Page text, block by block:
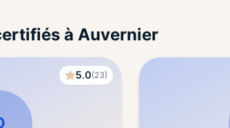
à Auvernier
5.0(23)